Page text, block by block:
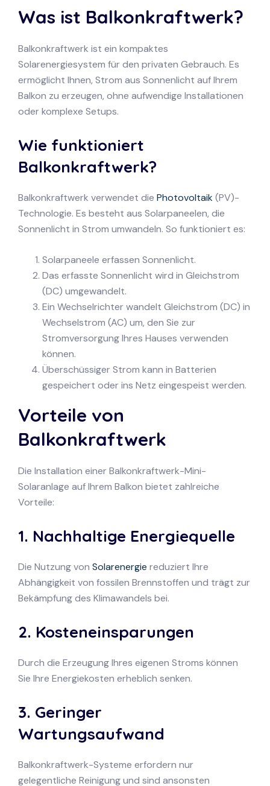
Was ist Balkonkraftwerk?
Balkonkraftwerk ist ein kompaktes
Solarenergiesystem für den privaten Gebrauch. Es
ermöglicht Ihnen, Strom aus Sonnenlicht auf Ihrem
Balkon zu erzeugen, ohne aufwendige Installationen
oder komplexe Setups.
Wie funktioniert
Balkonkraftwerk?
Balkonkraftwerk verwendet die Photovoltaik(PV)-
Technologie. Es besteht aus Solarpaneelen, die
Sonnenlicht in Strom umwandeln. So funktioniert es:
Solarpaneele erfassen Sonnenlicht.
Das erfasste Sonnenlicht wird in Gleichstrom
(DC) umgewandelt.
Ein Wechselrichter wandelt Gleichstrom (DC) in
Wechselstrom (AC) um, den Sie zur
Stromversorgung Ihres Hauses verwenden
können.
Überschüssiger Strom kann in Batterien
gespeichert oder ins Netz eingespeist werden.
Vorteile von
Balkonkraftwerk
Die Installation einer Balkonkraftwerk-Mini-
Solaranlage auf Ihrem Balkon bietet zahlreiche
Vorteile:
1. Nachhaltige Energiequelle
Die Nutzung von Solarenergie reduziert Ihre
Abhängigkeit von fossilen Brennstoffen und trägt zur
Bekämpfung des Klimawandels bei.
2. Kosteneinsparungen
Durch die Erzeugung Ihres eigenen Stroms können
Sie Ihre Energiekosten erheblich senken.
3. Geringer
Wartungsaufwand
Balkonkraftwerk-Systeme erfordern nur
gelegentliche Reinigung und sind ansonsten